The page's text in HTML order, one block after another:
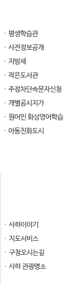
평생학습관
사전정보공개
지방세
작은도서관
주정차단속문자신청
개별공시지가
원어민 화상영어학습
아동친화도시
사하이야기
지도서비스
구청오시는길
사하 관광명소